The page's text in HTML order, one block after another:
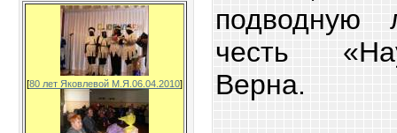
[80 лет Яковлевой М.Я.06.04.2010]
подводную
честь
Верна.